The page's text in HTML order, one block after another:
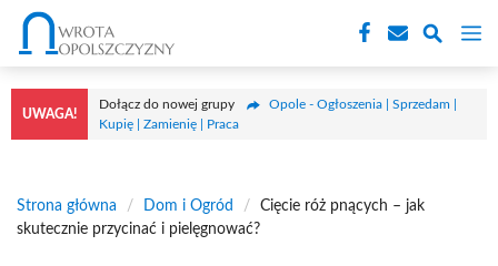
Przejdź
treści
UWAGA!
Dołącz do nowej grupy
Opole - Ogłoszenia | Sprzedam |
Kupię | Zamienię | Praca
Strona główna / Dom i Ogród /
Cięcie róż pnących – jak
skutecznie przycinać i pielęgnować?